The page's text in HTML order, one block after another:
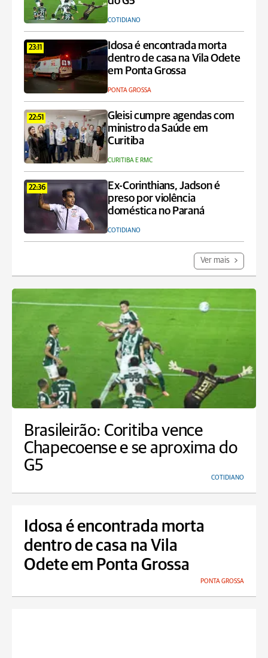
COTIDIANO
23:11
Idosa é encontrada morta
dentro de casa na Vila Odete
em Ponta Grossa
PONTA GROSSA
22:51
Gleisi cumpre agendas com
ministro da Saúde em
Curitiba
CURITIBA E RMC
22:36
Ex-Corinthians, Jadson é
preso por violência
doméstica no Paraná
COTIDIANO
Ver mais
Brasileirão: Coritiba vence
Chapecoense e se aproxima do
G5
COTIDIANO
Idosa é encontrada morta
dentro de casa na Vila
Odete em Ponta Grossa
PONTA GROSSA